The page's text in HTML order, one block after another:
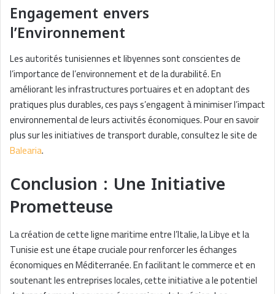
Engagement envers
l’Environnement
Les autorités tunisiennes et libyennes sont conscientes de
l’importance de l’environnement et de la durabilité. En
améliorant les infrastructures portuaires et en adoptant des
pratiques plus durables, ces pays s’engagent à minimiser l’impact
environnemental de leurs activités économiques. Pour en savoir
plus sur les initiatives de transport durable, consultez le site de
Balearia.
Conclusion : Une Initiative
Prometteuse
La création de cette ligne maritime entre l’Italie, la Libye et la
Tunisie est une étape cruciale pour renforcer les échanges
économiques en Méditerranée. En facilitant le commerce et en
soutenant les entreprises locales, cette initiative a le potentiel